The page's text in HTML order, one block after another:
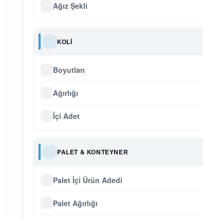
Ağız Şekli
KOLI
Boyutları
Ağırlığı
İçi Adet
PALET & KONTEYNER
Palet İçi Ürün Adedi
Palet Ağırlığı